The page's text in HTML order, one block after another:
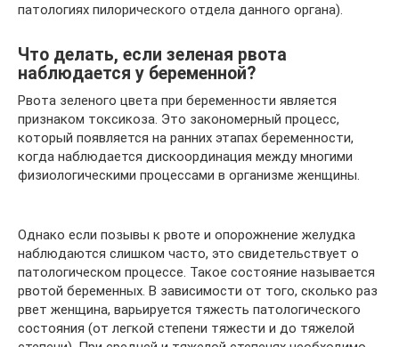
патологиях пилорического отдела данного органа).
Что делать, если зеленая рвота
наблюдается у беременной?
Рвота зеленого цвета при беременности является
признаком токсикоза. Это закономерный процесс,
который появляется на ранних этапах беременности,
когда наблюдается дискоординация между многими
физиологическими процессами в организме женщины.
Однако если позывы к рвоте и опорожнение желудка
наблюдаются слишком часто, это свидетельствует о
патологическом процессе. Такое состояние называется
рвотой беременных. В зависимости от того, сколько раз
рвет женщина, варьируется тяжесть патологического
состояния (от легкой степени тяжести и до тяжелой